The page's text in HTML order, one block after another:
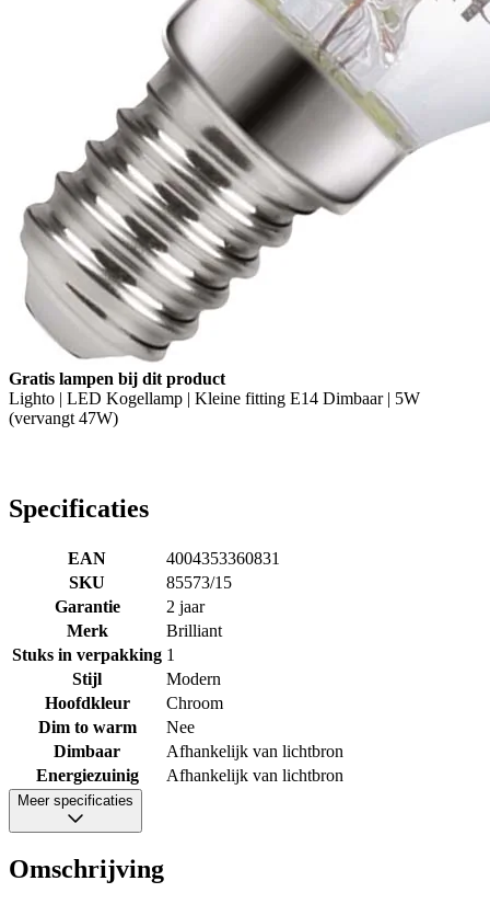
Gratis lampen bij dit product
Lighto | LED Kogellamp | Kleine fitting E14 Dimbaar | 5W
(vervangt 47W)
Specificaties
EAN
4004353360831
SKU
85573/15
Garantie
2 jaar
Merk
Brilliant
Stuks in verpakking 1
Stijl
Modern
Hoofdkleur
Chroom
Dim to warm
Nee
Dimbaar
Afhankelijk van lichtbron
Energiezuinig
Afhankelijk van lichtbron
Meer specificaties
Omschrijving